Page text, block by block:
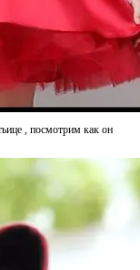
, посмотрим как он